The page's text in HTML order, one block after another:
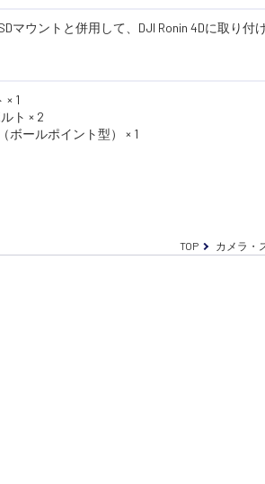
マウントと併用して、DJI Ronin 4Dに取り
× 1
ト × 2
ボールポイント型） × 1
TOP カメラ・